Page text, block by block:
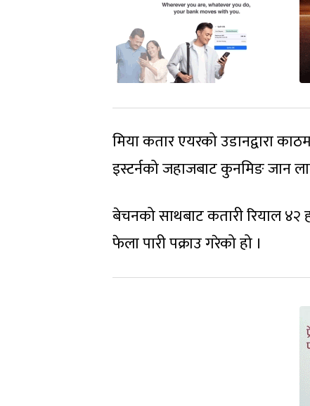
मिया कतार एयरको उडानद्वारा
इस्टर्नको जहाजबाट कुनमिङ जान
बेचनको साथबाट कतारी रियाल
फेला पारी पक्राउ गरेको हो ।